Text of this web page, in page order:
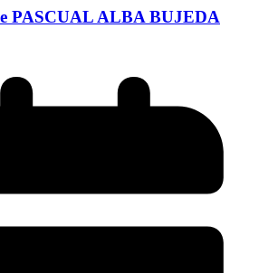
PASCUAL ALBA BUJEDA